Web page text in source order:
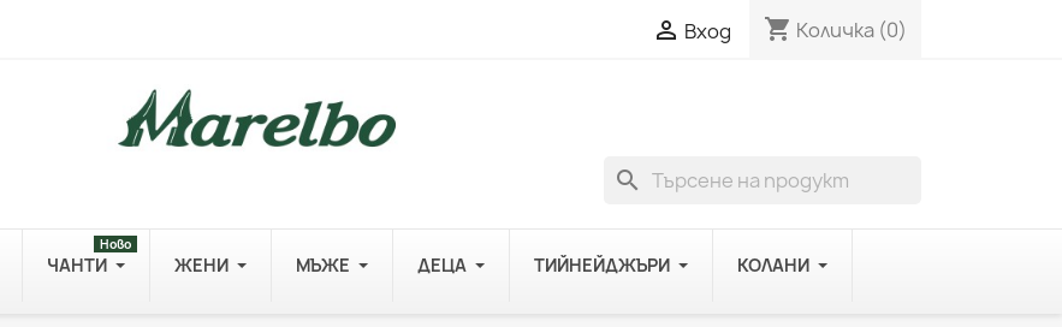
 Вход shopping_cart Количка (0)
search
ЧАНТИ
Ново
ЖЕНИ МЪЖЕ ДЕЦА ТИЙНЕЙДЖЪРИ КОЛАНИ